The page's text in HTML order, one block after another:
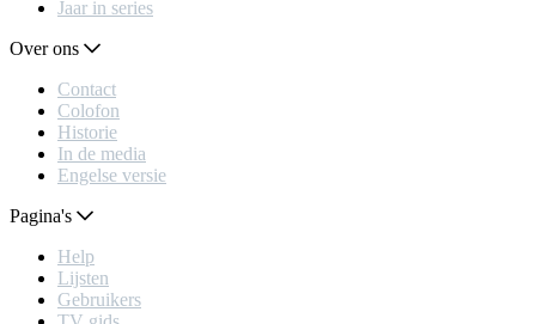
Jaar in series
Over ons
Contact
Colofon
Historie
In de media
Engelse versie
Pagina's
Help
Lijsten
Gebruikers